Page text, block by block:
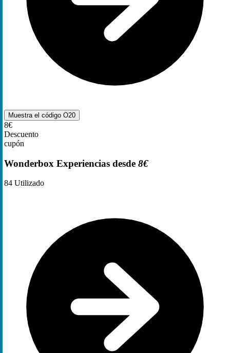
Muestra el código O20
8€
Descuento
cupón
Wonderbox Experiencias desde 8€
84 Utilizado